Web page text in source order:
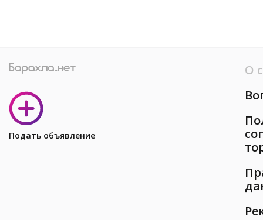
Подать объявление
О